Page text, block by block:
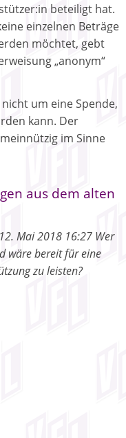
beteiligt hat.
einzelnen Beträge
möchtet, gebt
„anonym“
um eine Spende,
kann. Der
im Sinne
aus dem alten
Mai 2018 16:27 Wer
wäre bereit für eine
zu leisten?